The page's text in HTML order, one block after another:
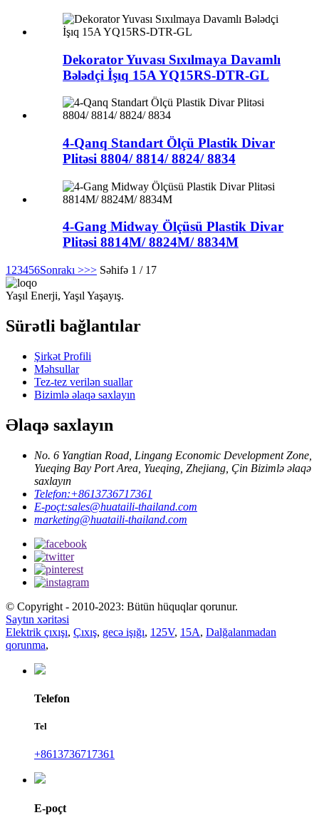
Dekorator Yuvası Sıxılmaya Davamlı
Bələdçi İşıq 15A YQ15RS-DTR-GL
4-Qanq Standart Ölçü Plastik Divar
Plitəsi 8804/ 8814/ 8824/ 8834
4-Gang Midway Ölçüsü Plastik Divar
Plitəsi 8814M/ 8824M/ 8834M
1 23456Sonrakı >>> Səhifə 1 / 17
Yaşıl Enerji, Yaşıl Yaşayış.
Sürətli bağlantılar
Şirkət Profili
Məhsullar
Tez-tez verilən suallar
Bizimlə əlaqə saxlayın
Əlaqə saxlayın
No. 6 Yangtian Road, Lingang Economic Development Zone,
Yueqing Bay Port Area, Yueqing, Zhejiang, Çin Bizimlə əlaqə
saxlayın
Telefon:+8613736717361
E-poçt:sales@huataili-thailand.com
marketing@huataili-thailand.com
© Copyright - 2010-2023: Bütün hüquqlar qorunur.
Saytın xəritəsi
Elektrik çıxışı, Çıxış, gecə işığı, 125V, 15A, Dalğalanmadan
qorunma,
Telefon
Tel
+8613736717361
E-poçt